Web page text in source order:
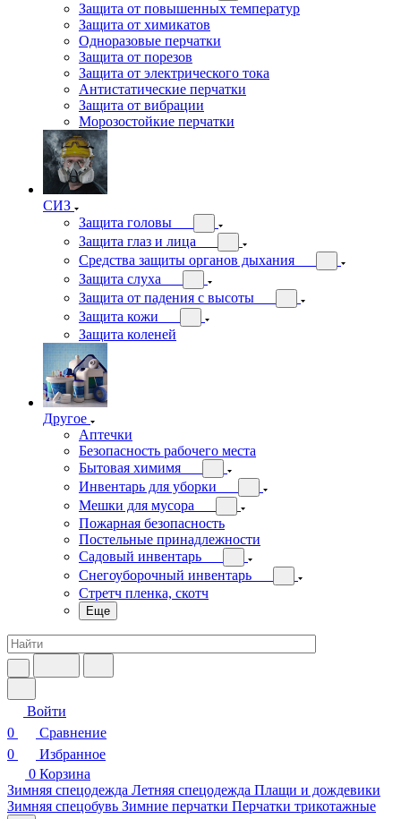
Защита от повышенных температур
Защита от химикатов
Одноразовые перчатки
Защита от порезов
Защита от электрического тока
Антистатические перчатки
Защита от вибрации
Морозостойкие перчатки
СИЗ
Защита головы
Защита глаз и лица
Средства защиты органов дыхания
Защита слуха
Защита от падения с высоты
Защита кожи
Защита коленей
Другое
Аптечки
Безопасность рабочего места
Бытовая химимя
Инвентарь для уборки
Мешки для мусора
Пожарная безопасность
Постельные принадлежности
Садовый инвентарь
Снегоуборочный инвентарь
Стретч пленка, скотч
Еще
Войти
0
Сравнение
0
Избранное
0 Корзина
Зимняя спецодежда Летняя спецодежда Плащи и дождевики
Зимняя спецобувь Зимние перчатки Перчатки трикотажные